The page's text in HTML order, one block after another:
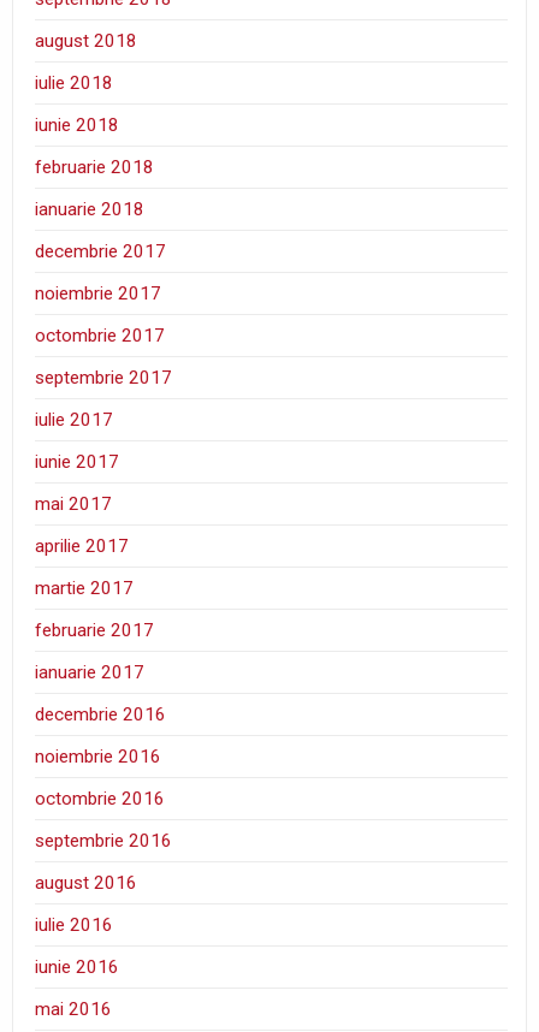
august 2018
iulie 2018
iunie 2018
februarie 2018
ianuarie 2018
decembrie 2017
noiembrie 2017
octombrie 2017
septembrie 2017
iulie 2017
iunie 2017
mai 2017
aprilie 2017
martie 2017
februarie 2017
ianuarie 2017
decembrie 2016
noiembrie 2016
octombrie 2016
septembrie 2016
august 2016
iulie 2016
iunie 2016
mai 2016